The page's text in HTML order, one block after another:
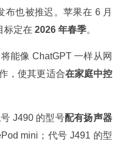
布也被推迟。苹果在 6 月
标定在 2026 年春季。
能像 ChatGPT 一样从网
，使其更适合在家庭中控
J490 的型号配有扬声器
mini；代号 J491 的型